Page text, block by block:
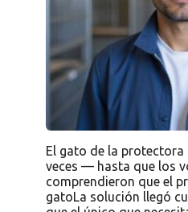
El gato de la protectora
veces — hasta que los
comprendieron que el
gatoLa solución llegó